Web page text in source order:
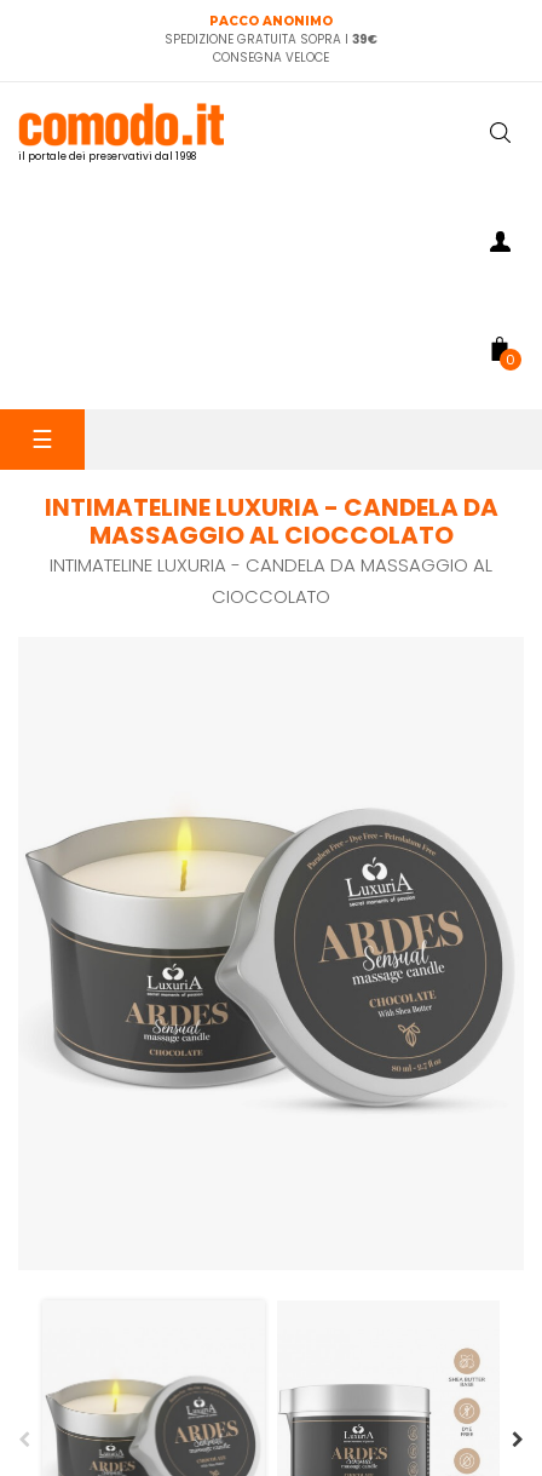
PACCO ANONIMO
SPEDIZIONE GRATUITA SOPRA I 39€
CONSEGNA VELOCE
il portale dei preservativi dal 1998
0
navigazione
☰
INTIMATELINE LUXURIA - CANDELA DA
MASSAGGIO AL CIOCCOLATO
INTIMATELINE LUXURIA - CANDELA DA MASSAGGIO AL
CIOCCOLATO